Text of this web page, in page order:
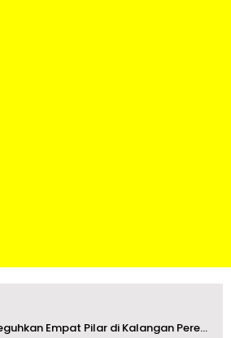
Empat Pilar di Kalangan Pere...